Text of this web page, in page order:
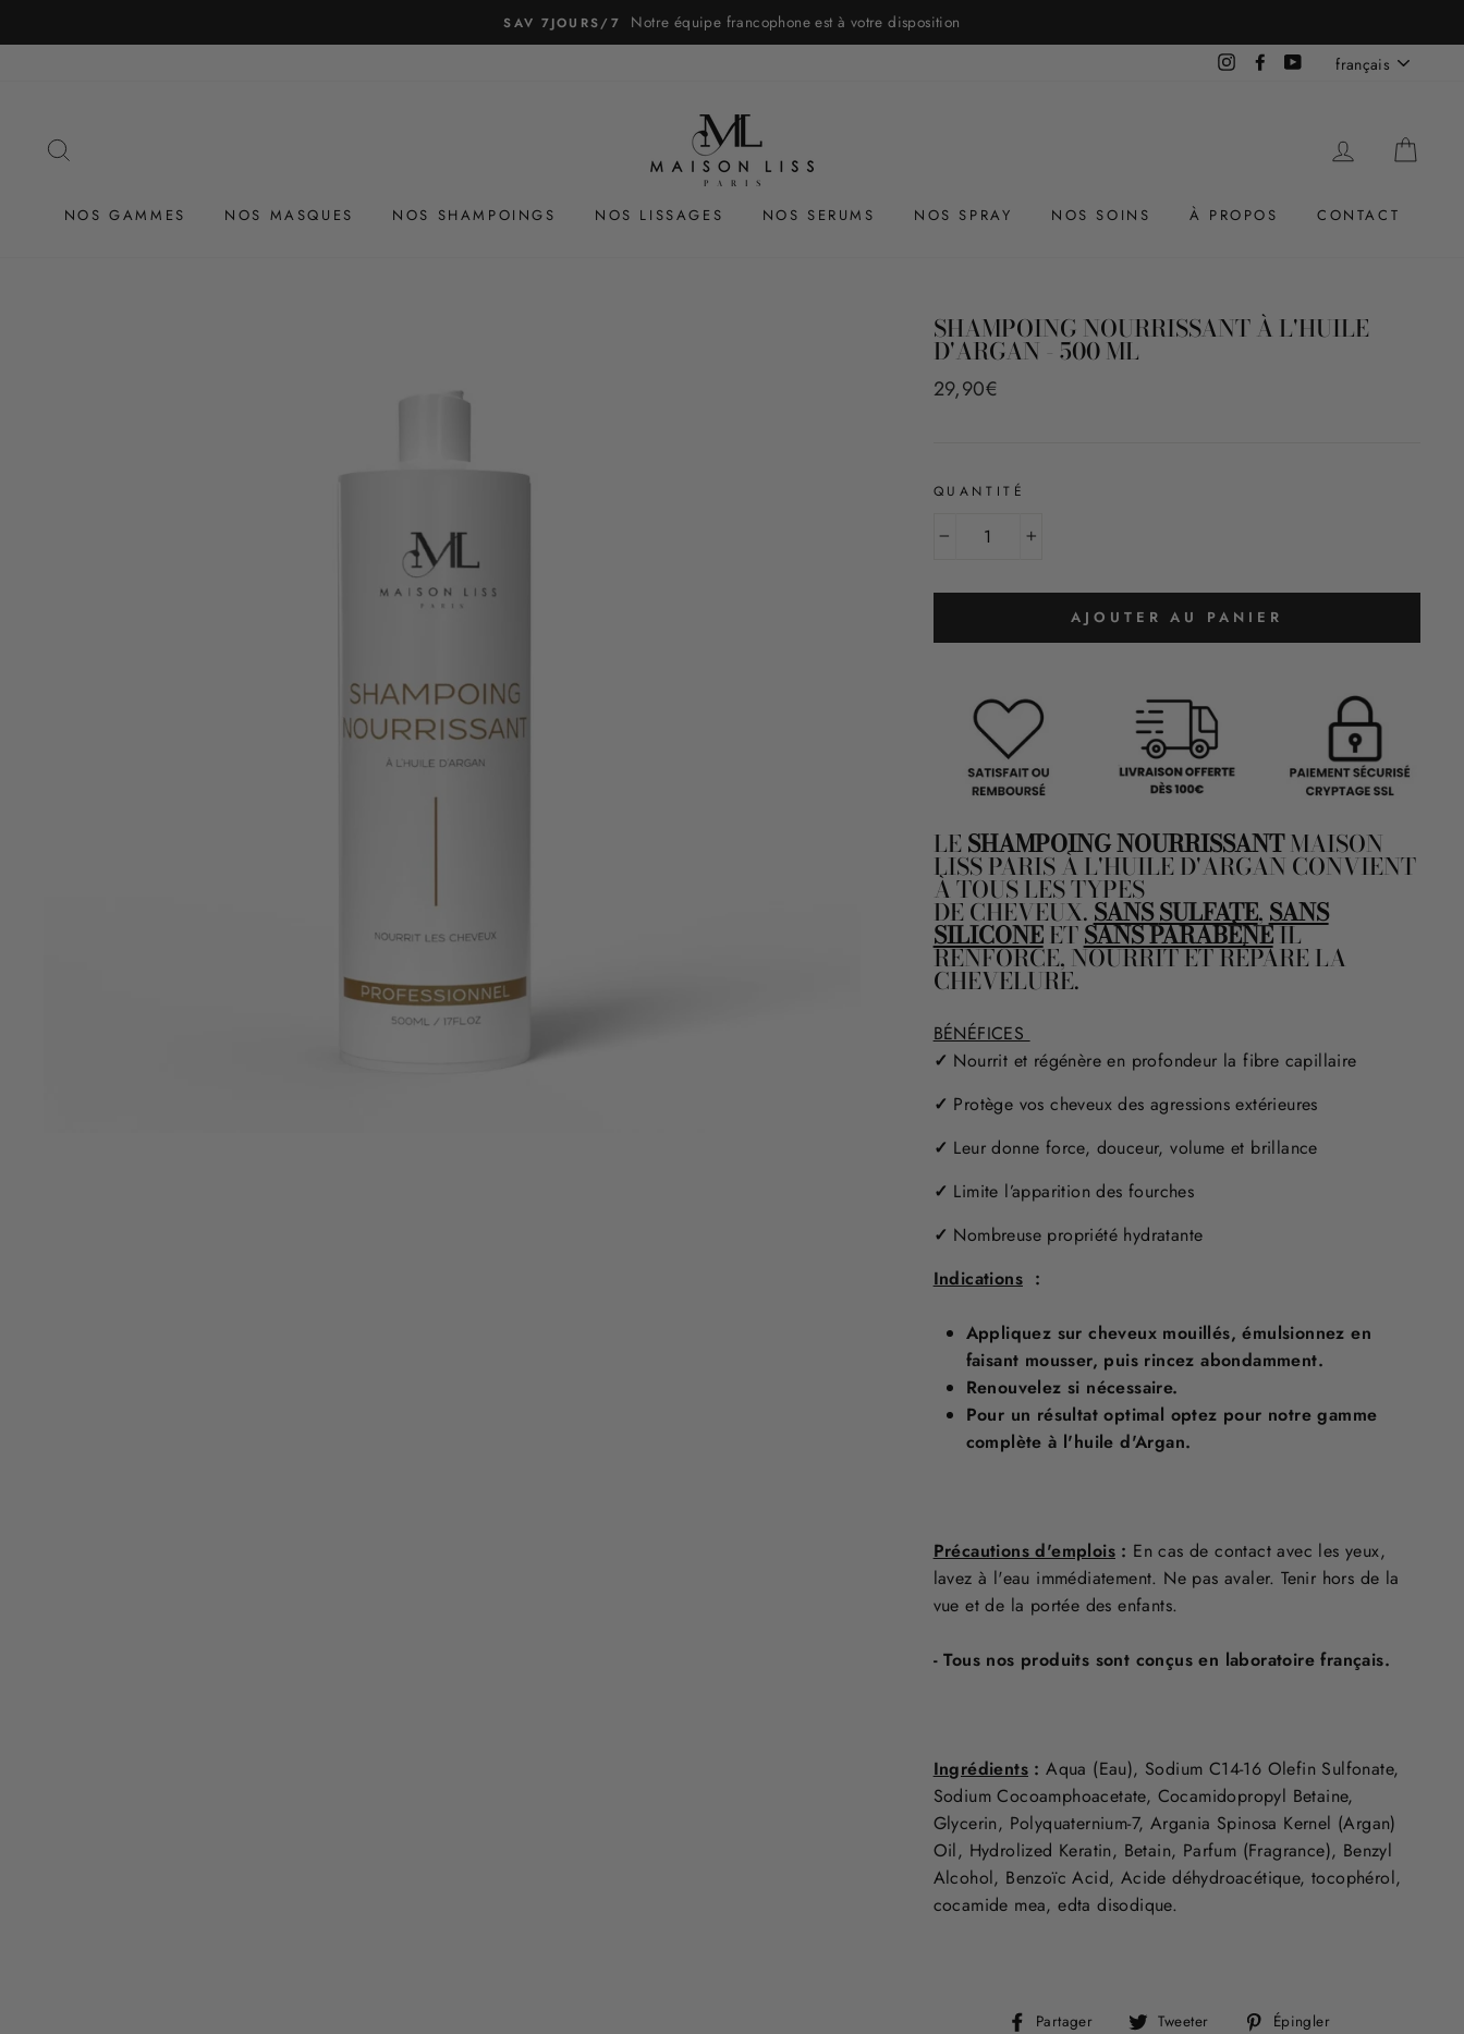
au
SAV 7JOURS/7
Notre équipe francophone est à votre disposition
InstagramFacebookYouTube
LANGUE
français
SE
NOS GAMMES NOS MASQUES NOS SHAMPOINGS NOS LISSAGES NOS SERUMS NOS SPRAY NOS SOINS À PROPOS CONTACT
SHAMPOING NOURRISSANT À L'HUILE
D'ARGAN - 500 ML
Prix
29,90€
QUANTITÉ
AJOUTER AU PANIER
LE SHAMPOINGNOURRISSANTMAISON
LISS PARIS À L'HUILE D'ARGAN CONVIENT
À TOUS LES TYPES
DE CHEVEUX. SANSSULFATE, SANS
SILICONE ETSANS PARABÈNEIL
RENFORCE, NOURRIT ET RÉPARE LA
CHEVELURE.
BÉNÉFICES
✓ Nourrit et régénère en profondeur la fibre capillaire
✓ Protège vos cheveux des agressions extérieures
✓ Leur donne force, douceur, volume et brillance
✓ Limite l’apparition des fourches
✓ Nombreuse propriété hydratante
Indications :
Appliquez sur cheveux mouillés, émulsionnez en
faisant mousser, puis rincez abondamment.
Renouvelez si nécessaire.
Pour un résultat optimal optez pour notre gamme
complète à l'huile d'Argan.
Précautions d'emplois : En cas de contact avec les yeux,
lavez à l'eau immédiatement. Ne pas avaler. Tenir hors de la
vue et de la portée des enfants.
- Tous nos produits sont conçus en laboratoire français.
Ingrédients : Aqua (Eau), Sodium C14-16 Olefin Sulfonate,
Sodium Cocoamphoacetate, Cocamidopropyl Betaine,
Glycerin, Polyquaternium-7, Argania Spinosa Kernel (Argan)
Oil, Hydrolized Keratin, Betain, Parfum (Fragrance), Benzyl
Alcohol, Benzoïc Acid, Acide déhydroacétique, tocophérol,
cocamide mea, edta disodique.
Partager
PartagerTweeter
TweeterÉpingler